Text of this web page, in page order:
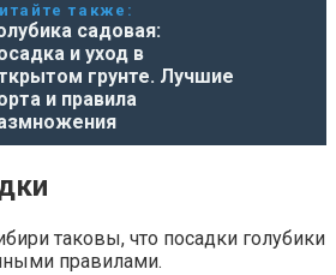
также:
садовая:
и уход в
грунте. Лучшие
и правила
таковы, что посадки голубики
правилами.